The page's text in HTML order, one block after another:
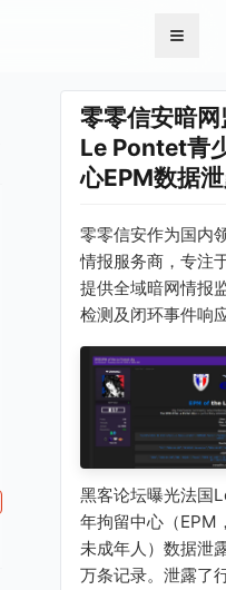
零零信安暗
Le Pontet青
心EPM数据
零零信安作为国内
情报服务商，专注
提供全域暗网情报
检测及闭环事件响
黑客论坛曝光法国
年拘留中心（EPM
未成年人）数据泄
万条记录。泄露了